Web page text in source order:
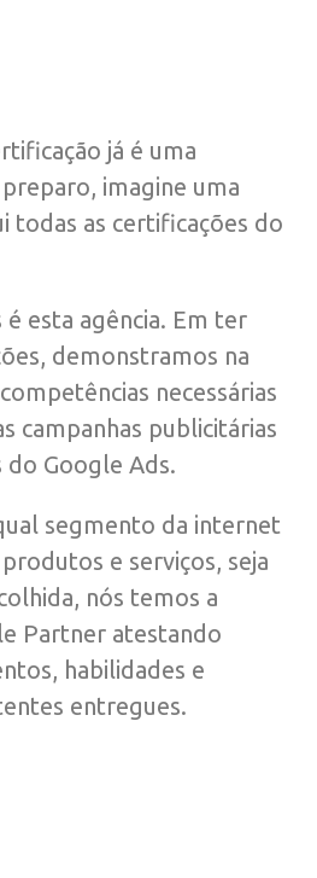
já é uma
imagine uma
todas as certificações do
é esta agência. Em ter
demonstramos na
necessárias
campanhas publicitárias
do Google Ads.
segmento da internet
e serviços, seja
nós temos a
Partner atestando
habilidades e
entregues.